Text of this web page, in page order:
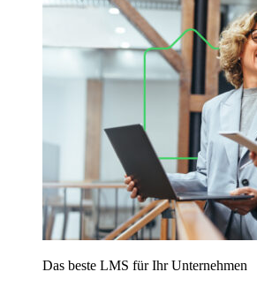
Das beste LMS für Ihr Unternehmen